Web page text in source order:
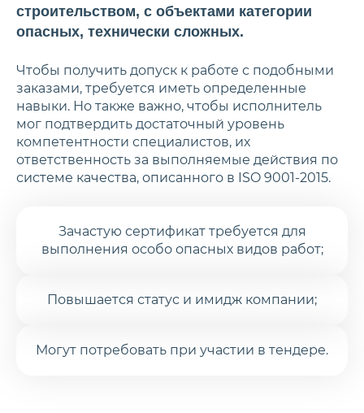
строительством, с объектами категории
опасных, технически сложных.
Чтобы получить допуск к работе с подобными
заказами, требуется иметь определенные
навыки. Но также важно, чтобы исполнитель
мог подтвердить достаточный уровень
компетентности специалистов, их
ответственность за выполняемые действия по
системе качества, описанного в ISO 9001-2015.
Зачастую сертификат требуется для
выполнения особо опасных видов работ;
Повышается статус и имидж компании;
Могут потребовать при участии в тендере.